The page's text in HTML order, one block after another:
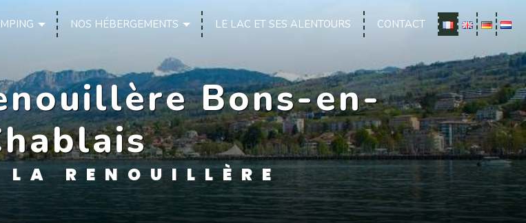
NOS HÉBERGEMENTS LE LAC ET SES ALENTOURS CONTACT
Bons-en-
RENOUILLÈRE